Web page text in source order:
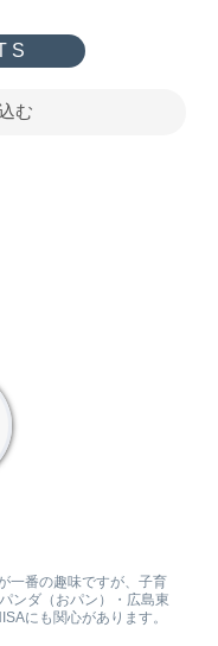
む
一番の趣味ですが、子育
ンダ（おパン）・広島東
にも関心があります。